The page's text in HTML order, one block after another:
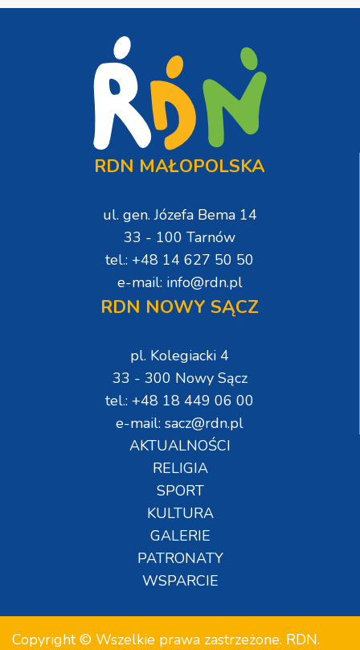
RDN MAŁOPOLSKA
ul. gen. Józefa Bema 14
33 - 100 Tarnów
tel.: +48 14 627 50 50
e-mail: info@rdn.pl
RDN NOWY SĄCZ
pl. Kolegiacki 4
33 - 300 Nowy Sącz
tel.: +48 18 449 06 00
e-mail: sacz@rdn.pl
AKTUALNOŚCI
RELIGIA
SPORT
KULTURA
GALERIE
PATRONATY
WSPARCIE
Copyright © Wszelkie prawa zastrzeżone. RDN.